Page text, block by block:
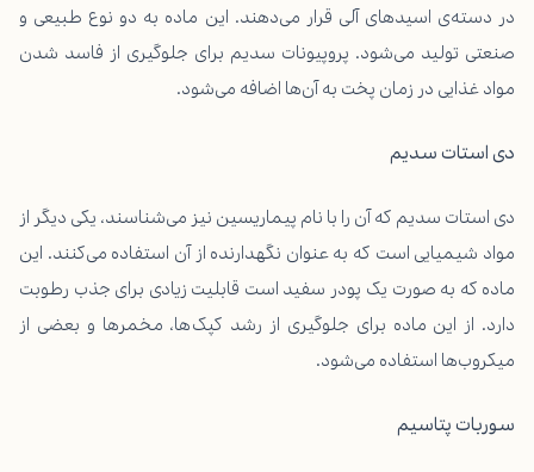
در دسته‌ی اسید‌های آلی قرار می‌دهند. این ماده به دو نوع طبیعی و
صنعتی تولید می‌شود. پروپیونات سدیم برای جلوگیری از فاسد شدن
مواد غذایی در زمان پخت به آن‌ها اضافه می‌شود.
دی استات سدیم
دی استات سدیم که آن را با نام پیماریسین نیز می‌شناسند، یکی دیگر از
مواد شیمیایی است که به عنوان نگهدارنده از آن استفاده می‌کنند. این
ماده که به صورت یک پودر سفید است قابلیت زیادی برای جذب رطوبت
دارد. از این ماده برای جلوگیری از رشد کپک‌ها، مخمرها و بعضی از
میکروب‌ها استفاده می‌شود.
سوربات پتاسیم